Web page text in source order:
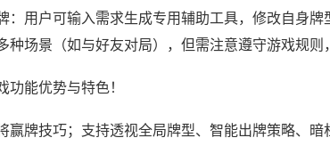
：用户可输入需求生成专用辅助工具，修改自身牌
种场景（如与好友对局），但需注意遵守游戏规则
功能优势与特色！
赢牌技巧；支持透视全局牌型、智能出牌策略、